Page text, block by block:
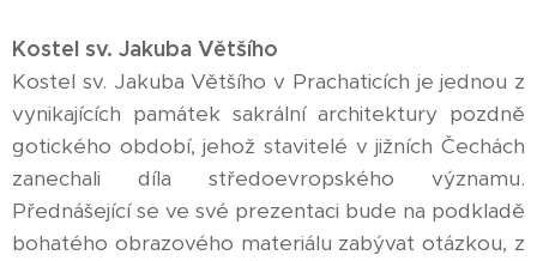
Kostel sv. Jakuba Většího
Kostel sv. Jakuba Většího v Prachaticích je jednou z
vynikajících památek sakrální architektury pozdně
gotického období, jehož stavitelé v jižních Čechách
zanechali díla středoevropského významu.
Přednášející se ve své prezentaci bude na podkladě
bohatého obrazového materiálu zabývat otázkou, z